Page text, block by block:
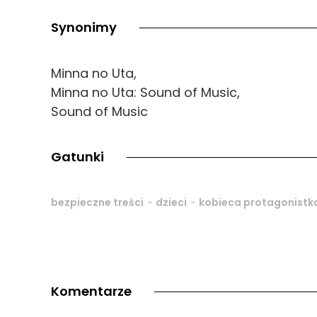
Synonimy
Minna no Uta,
Minna no Uta: Sound of Music,
Sound of Music
Gatunki
bezpieczne treści - dzieci - kobieca
Komentarze